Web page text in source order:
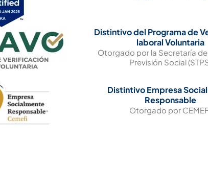
Distintivo del Programa de
laboral Voluntaria
Otorgado por la Secretaría
Previsión Social
Distintivo Empresa
Responsable
Otorgado por